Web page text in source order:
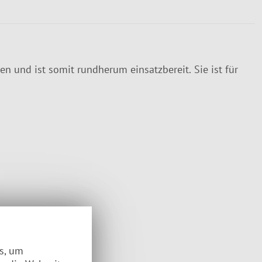
und ist somit rundherum einsatzbereit. Sie ist für
um